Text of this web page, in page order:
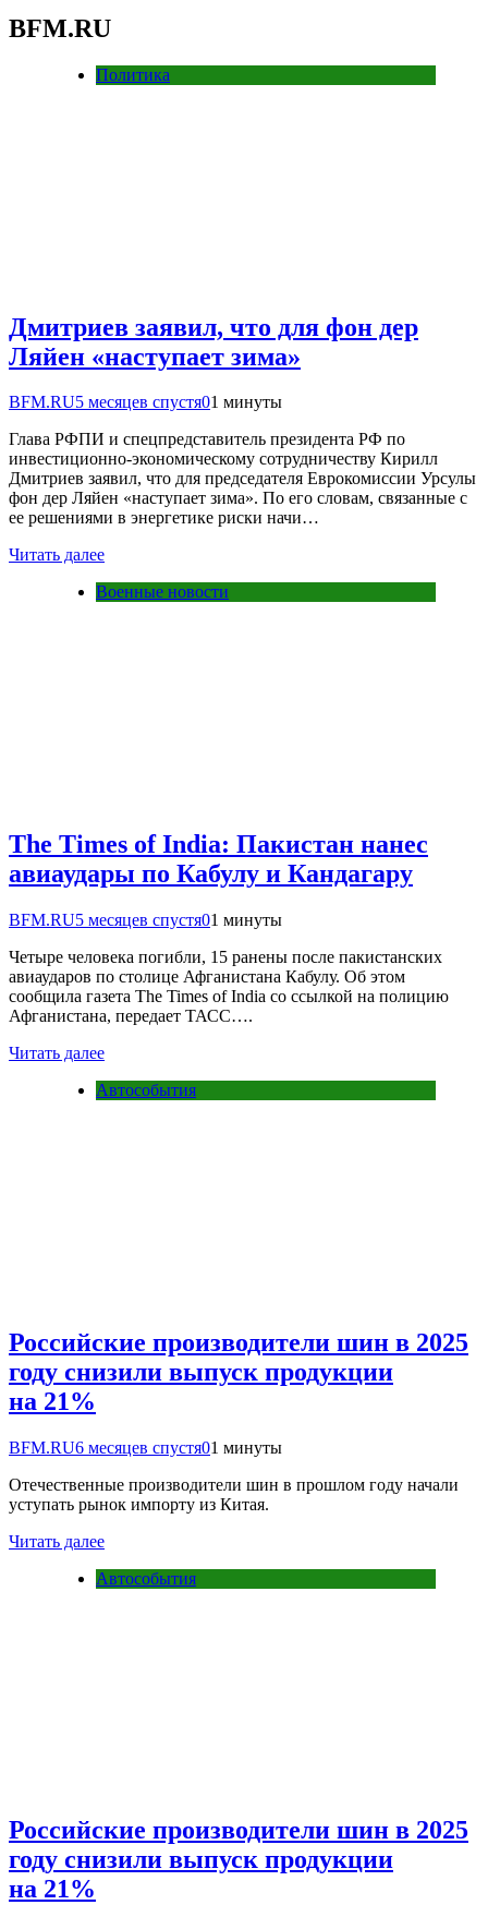
BFM.RU
Политика
Дмитриев заявил, что для фон дер
Ляйен «наступает зима»
BFM.RU5 месяцев спустя01 минуты
Глава РФПИ и спецпредставитель президента РФ по
инвестиционно-экономическому сотрудничеству Кирилл
Дмитриев заявил, что для председателя Еврокомиссии Урсулы
фон дер Ляйен «наступает зима». По его словам, связанные с
ее решениями в энергетике риски начи…
Читать далее
Военные новости
The Times of India: Пакистан нанес
авиаудары по Кабулу и Кандагару
BFM.RU5 месяцев спустя01 минуты
Четыре человека погибли, 15 ранены после пакистанских
авиаударов по столице Афганистана Кабулу. Об этом
сообщила газета The Times of India со ссылкой на полицию
Афганистана, передает ТАСС….
Читать далее
Автособытия
Российские производители шин в 2025
году снизили выпуск продукции
на 21%
BFM.RU6 месяцев спустя01 минуты
Отечественные производители шин в прошлом году начали
уступать рынок импорту из Китая.
Читать далее
Автособытия
Российские производители шин в 2025
году снизили выпуск продукции
на 21%